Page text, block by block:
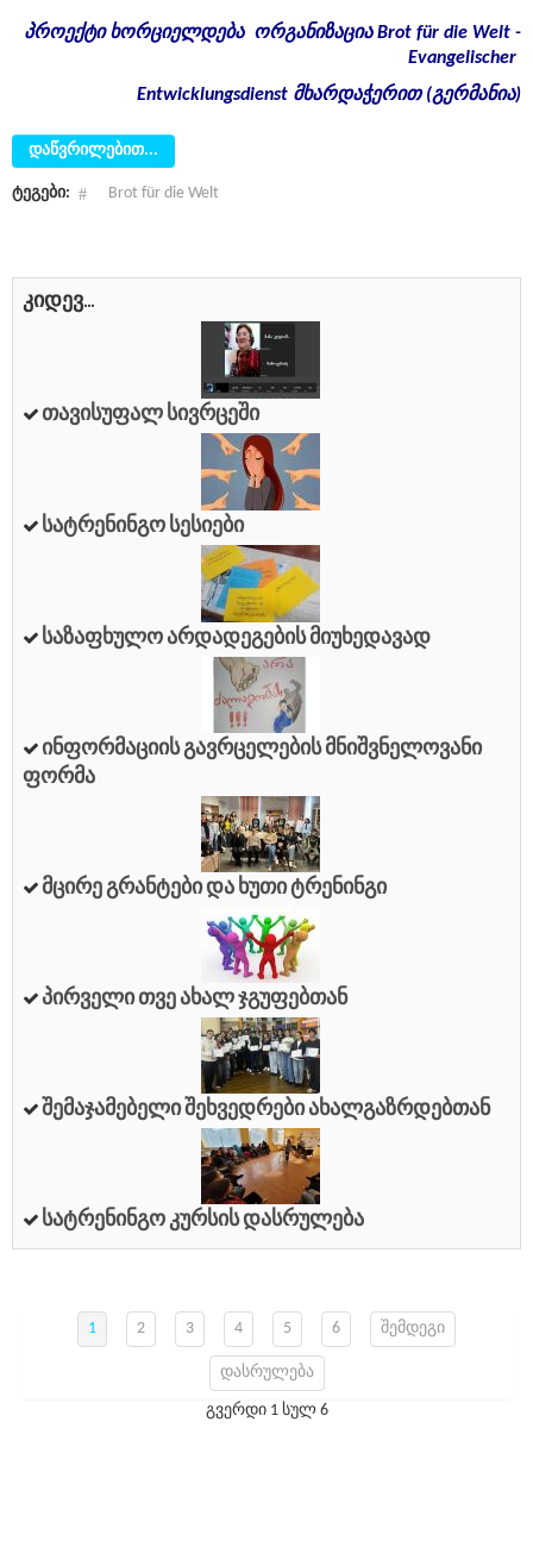
პროექტი ხორციელდება ორგანიზაციაBrot für die Welt -
Evangelischer
Entwicklungsdienst მხარდაჭერით(გერმანია)
დაწვრილებით...
ტეგები: Brot für die Welt
კიდევ...
Თავისუფალ Სივრცეში
Სატრენინგო Სესიები
Საზაფხულო Არდადეგების Მიუხედავად
Ინფორმაციის Გავრცელების Მნიშვნელოვანი
Ფორმა
Მცირე Გრანტები Და Ხუთი Ტრენინგი
Პირველი Თვე Ახალ Ჯგუფებთან
Შემაჯამებელი Შეხვედრები Ახალგაზრდებთან
Სატრენინგო Კურსის Დასრულება
1 2 3 4 5 6 შემდეგი
დასრულება
გვერდი 1 სულ 6